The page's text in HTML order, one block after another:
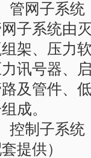
管网子系
子系统由
架、压力
讯号器、
及管件、
成。
控制子系统
提供）